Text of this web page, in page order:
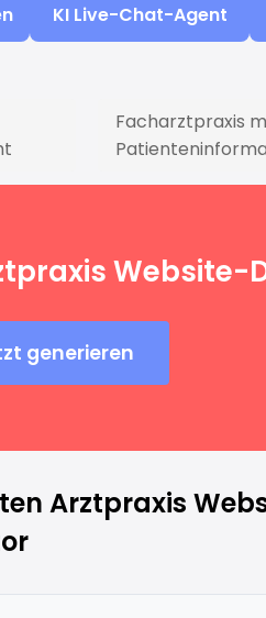
KI Live-Chat-Agent
Facharztpraxis
Website-
generieren
Arztpraxis